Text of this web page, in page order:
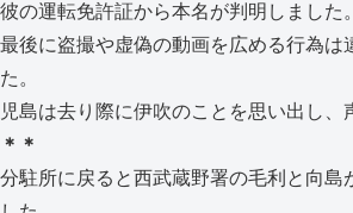
彼の運転免許証から本名が判明しました
最後に盗撮や虚偽の動画を広める行為は
た。
児島は去り際に伊吹のことを思い出し、
＊＊
分駐所に戻ると西武蔵野署の毛利と向島